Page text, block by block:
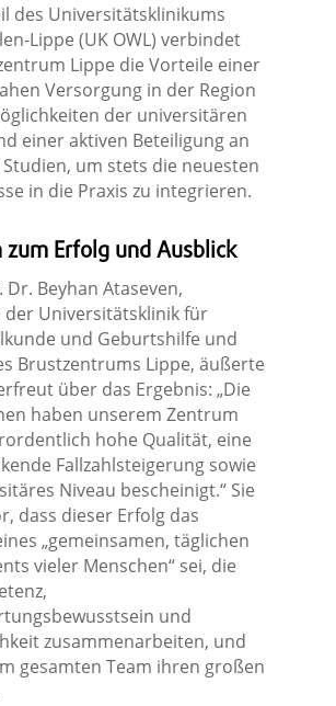
des Universitätsklinikums
Lippe (UK OWL) verbindet
Lippe die Vorteile einer
Versorgung in der Region
der universitären
einer aktiven Beteiligung an
um stets die neuesten
in die Praxis zu integrieren.
Erfolg und Ausblick
Dr. Beyhan Ataseven,
Universitätsklinik für
und Geburtshilfe und
Brustzentrums Lippe, äußerte
über das Ergebnis: „Die
haben unserem Zentrum
hohe Qualität, eine
Fallzahlsteigerung sowie
Niveau bescheinigt.“ Sie
dass dieser Erfolg das
„gemeinsamen, täglichen
vieler Menschen“ sei, die
und
zusammenarbeiten, und
gesamten Team ihren großen